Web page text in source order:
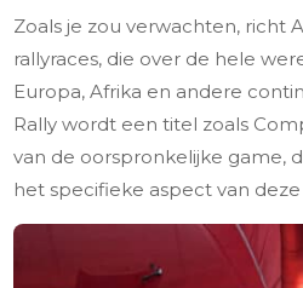
Zoals je zou verwachten, richt
rallyraces, die over de hele
Europa, Afrika en andere
Rally wordt een titel zoals
van de oorspronkelijke game,
het specifieke aspect van